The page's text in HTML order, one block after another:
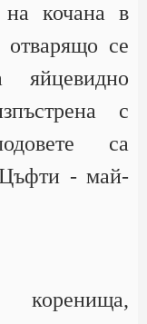
на кочана в
отварящо се
яйцевидно
с
са
Цъфти - май-
коренища,